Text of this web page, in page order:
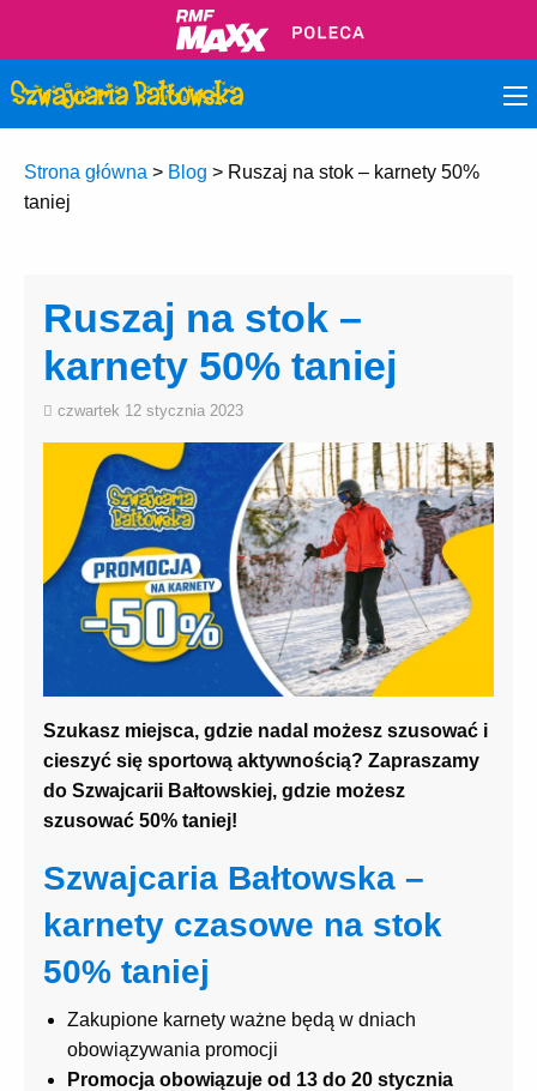
Strona główna > Blog > Ruszaj na stok – karnety 50%
taniej
Ruszaj na stok –
karnety 50% taniej
czwartek 12 stycznia 2023
Szukasz miejsca, gdzie nadal możesz szusować i
cieszyć się sportową aktywnością? Zapraszamy
do Szwajcarii Bałtowskiej, gdzie możesz
szusować 50% taniej!
Szwajcaria Bałtowska –
karnety czasowe na stok
50% taniej
Zakupione karnety ważne będą w dniach
obowiązywania promocji
Promocja obowiązuje od 13 do 20 stycznia